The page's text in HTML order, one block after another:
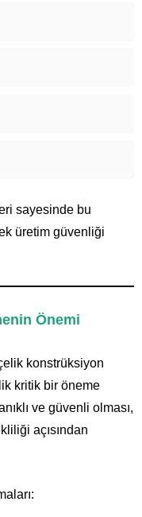
sayesinde bu
üretim güvenliği
Önemi
konstrüksiyon
kritik bir öneme
ve güvenli olması,
açısından